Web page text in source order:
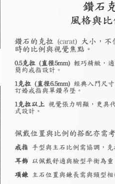
鑽石
風格與
鑽石的克拉 (carat) 大小，不
時的比例與視覺焦點。
0.5克拉 (直徑5mm) 輕巧精緻，
簡約戒指設計。
1克拉 (直徑6.5mm) 經典入門尺
訂婚戒指與單鑽吊墜。
1克拉以上 視覺張力明顯，更具
式設計。
佩戴位置與比例的搭配亦需
戒指 手型與主石比例需協調，
耳飾 以佩戴舒適與臉型平衡為
項鍊 主石位置與鍊長需與頸型